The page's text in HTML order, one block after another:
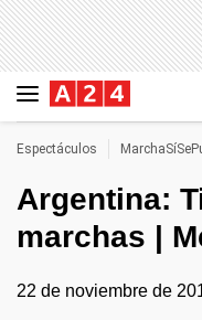
Espectáculos
Argentina:
marchas |
22 de noviembre de